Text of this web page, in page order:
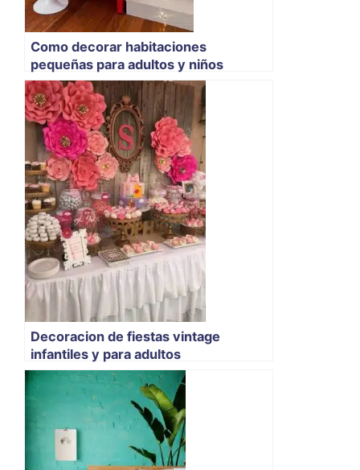
Como decorar habitaciones
pequeñas para adultos y niños
Decoracion de fiestas vintage
infantiles y para adultos